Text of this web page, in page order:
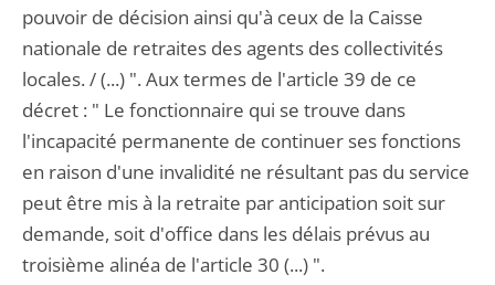
pouvoir de décision ainsi qu'à ceux de la Caisse
nationale de retraites des agents des collectivités
locales. / (...) ". Aux termes de l'article 39 de ce
décret : " Le fonctionnaire qui se trouve dans
l'incapacité permanente de continuer ses fonctions
en raison d'une invalidité ne résultant pas du service
peut être mis à la retraite par anticipation soit sur
demande, soit d'office dans les délais prévus au
troisième alinéa de l'article 30 (...) ".